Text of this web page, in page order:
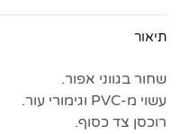
תיאור
שחור בגווני אפור.
עשוי מ-PVC וגימורי עור.
רוכסן צד כסוף.